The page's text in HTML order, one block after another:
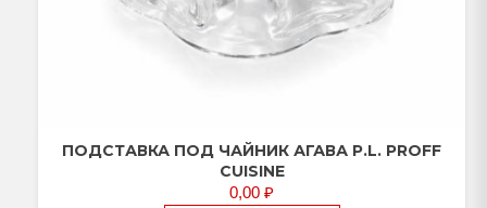
ПОДСТАВКА ПОД ЧАЙНИК АГАВА P.L. PROFF
CUISINE
0,00 ₽